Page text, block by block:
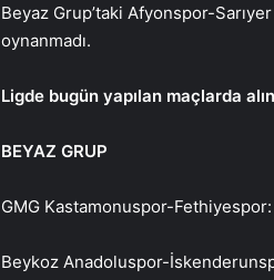
Beyaz Grup’taki Afyonspor-
oynanmadı.
Ligde bugün yapılan maçlarda
BEYAZ GRUP
GMG Kastamonuspor-
Beykoz Anadoluspor-